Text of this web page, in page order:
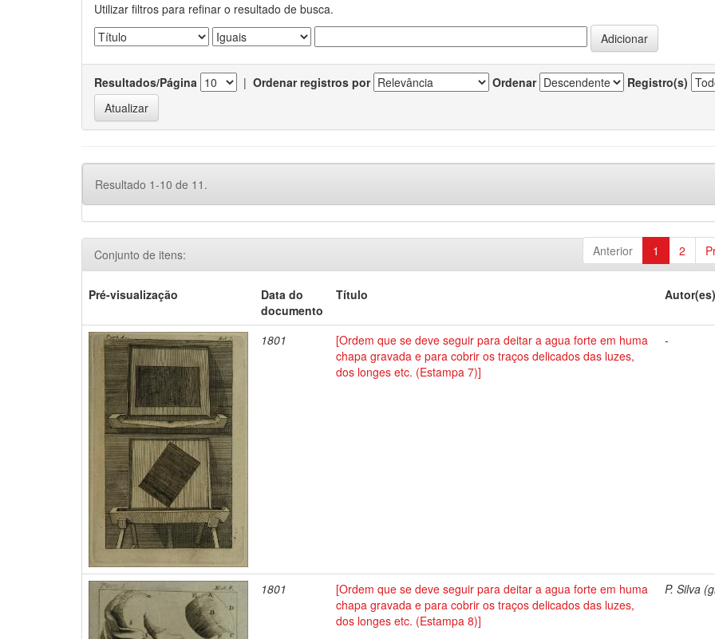
Utilizar filtros para refinar o resultado de busca.
Resultados/Página | Ordenar registros por Ordenar Registro(s)
Resultado 1-10 de 11.
Anterior 1 2
Conjunto de itens:
Pré-visualização
Data do
documento
Título Autor(es)
1801
[Ordem que se deve seguir para deitar a agua forte em huma
chapa gravada e para cobrir os traços delicados das luzes,
dos longes etc. (Estampa 7)]
-
1801
[Ordem que se deve seguir para deitar a agua forte em huma
chapa gravada e para cobrir os traços delicados das luzes,
dos longes etc. (Estampa 8)]
P. Silva